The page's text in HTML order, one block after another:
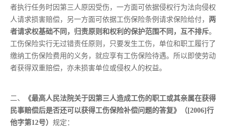
者执行任务时因第三人原因受伤，一方面可依据侵权行为法向侵权
人请求损害赔偿，另一方面可依据工伤保险条例请求保险给付， 两
者请求权基础不同，归责原则和权利的保护范围不同，互不排斥。
工伤保险实行无过错责任原则，只要发生工伤，单位和职工履行了
缴纳工伤保险费用的义务，就应享有工伤保险待遇。所以即使劳动
者获得双重赔偿，亦未损害单位或侵权人的权益。
二、
《最高人民法院关于因第三人造成工伤的职工或其亲属在获得
民事赔偿后是否还可以获得工伤保险补偿问题的答复》（[2006]行
他字第12号） 规定：